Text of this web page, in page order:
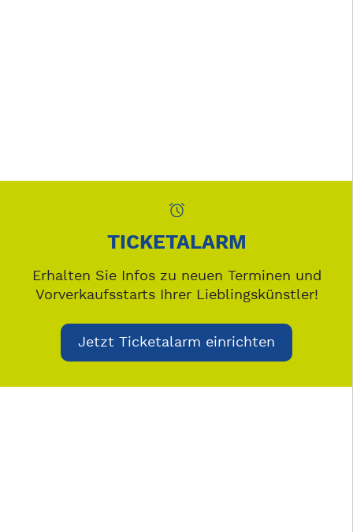
TICKETALARM
Erhalten Sie Infos zu neuen Terminen und
Vorverkaufsstarts Ihrer Lieblingskünstler!
Jetzt Ticketalarm einrichten